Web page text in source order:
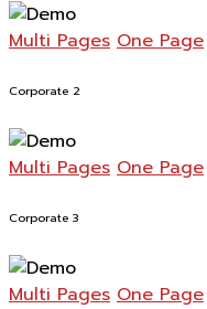
Multi Pages One Page
Corporate 2
Multi Pages One Page
Corporate 3
Multi Pages One Page